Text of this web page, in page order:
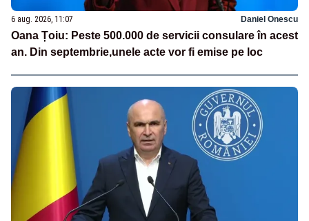
6 aug. 2026, 11:07 Daniel Onescu
Oana Țoiu: Peste 500.000 de servicii consulare în acest
an. Din septembrie,unele acte vor fi emise pe loc